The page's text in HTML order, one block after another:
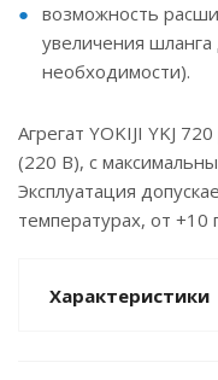
возможность
увеличения
необходимости).
Агрегат YOKIJI YKJ
(220 В), с
Эксплуатация
температурах, от +10
Характеристики